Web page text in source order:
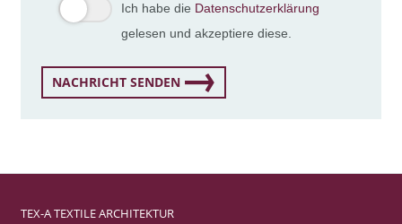
Ich habe die Datenschutzerklärung
gelesen und akzeptiere diese.
NACHRICHT SENDEN
TEX-A TEXTILE ARCHITEKTUR